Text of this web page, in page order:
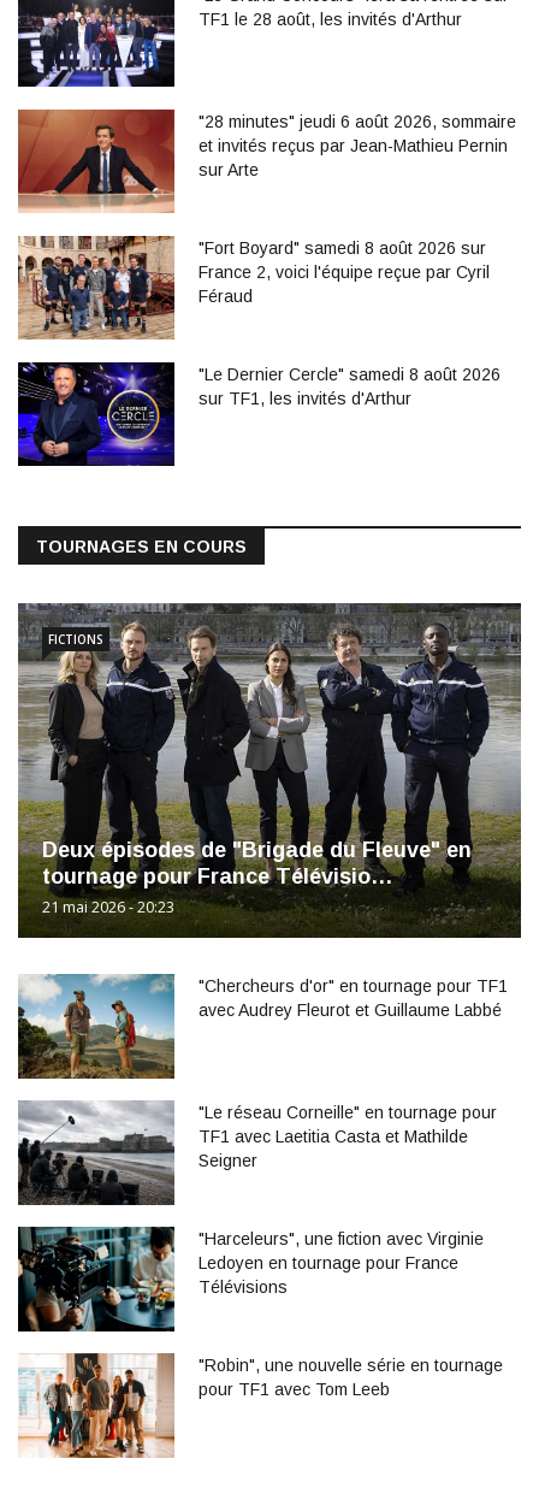
TF1 le 28 août, les invités d'Arthur
"28 minutes" jeudi 6 août 2026, sommaire
et invités reçus par Jean-Mathieu Pernin
sur Arte
"Fort Boyard" samedi 8 août 2026 sur
France 2, voici l'équipe reçue par Cyril
Féraud
"Le Dernier Cercle" samedi 8 août 2026
sur TF1, les invités d'Arthur
TOURNAGES EN COURS
Deux épisodes de "Brigade du Fleuve" en
tournage pour France Télévisio…
21 mai 2026 - 20:23
FICTIONS
"Chercheurs d'or" en tournage pour TF1
avec Audrey Fleurot et Guillaume Labbé
"Le réseau Corneille" en tournage pour
TF1 avec Laetitia Casta et Mathilde
Seigner
"Harceleurs", une fiction avec Virginie
Ledoyen en tournage pour France
Télévisions
"Robin", une nouvelle série en tournage
pour TF1 avec Tom Leeb